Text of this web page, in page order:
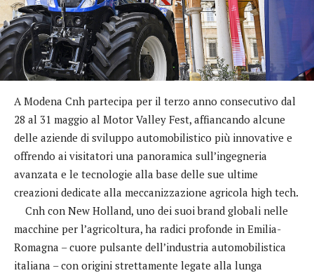
A Modena Cnh partecipa per il terzo anno consecutivo dal
28 al 31 maggio al Motor Valley Fest, affiancando alcune
delle aziende di sviluppo automobilistico più innovative e
offrendo ai visitatori una panoramica sull’ingegneria
avanzata e le tecnologie alla base delle sue ultime
creazioni dedicate alla meccanizzazione agricola high tech.
Cnh con New Holland, uno dei suoi brand globali nelle
macchine per l’agricoltura, ha radici profonde in Emilia-
Romagna – cuore pulsante dell’industria automobilistica
italiana – con origini strettamente legate alla lunga